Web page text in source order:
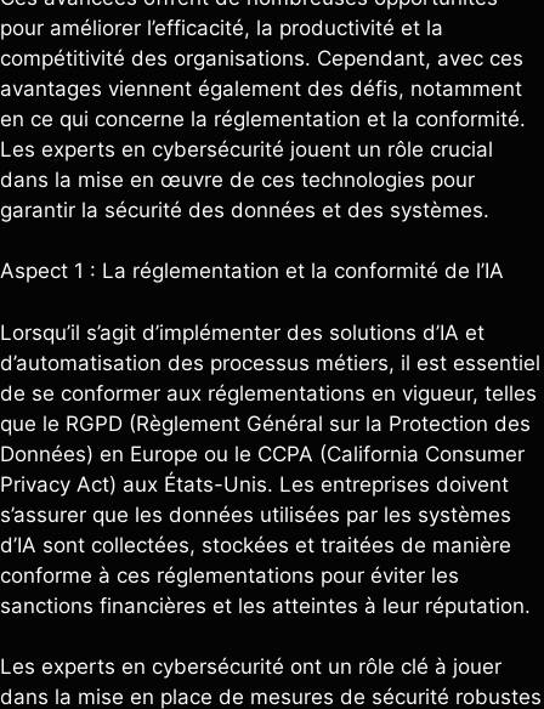
pour améliorer l’efficacité, la productivité et la
compétitivité des organisations. Cependant, avec ces
avantages viennent également des défis, notamment
en ce qui concerne la réglementation et la conformité.
Les experts en cybersécurité jouent un rôle crucial
dans la mise en œuvre de ces technologies pour
garantir la sécurité des données et des systèmes.
Aspect 1 : La réglementation et la conformité de l’IA
Lorsqu’il s’agit d’implémenter des solutions d’IA et
d’automatisation des processus métiers, il est essentiel
de se conformer aux réglementations en vigueur, telles
que le RGPD (Règlement Général sur la Protection des
Données) en Europe ou le CCPA (California Consumer
Privacy Act) aux États-Unis. Les entreprises doivent
s’assurer que les données utilisées par les systèmes
d’IA sont collectées, stockées et traitées de manière
conforme à ces réglementations pour éviter les
sanctions financières et les atteintes à leur réputation.
Les experts en cybersécurité ont un rôle clé à jouer
dans la mise en place de mesures de sécurité robustes